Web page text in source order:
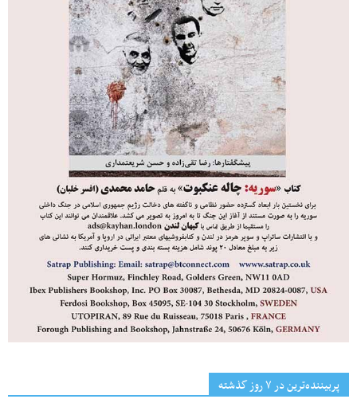
پربیننده‌ترین‌ در ۷ روز گذشته